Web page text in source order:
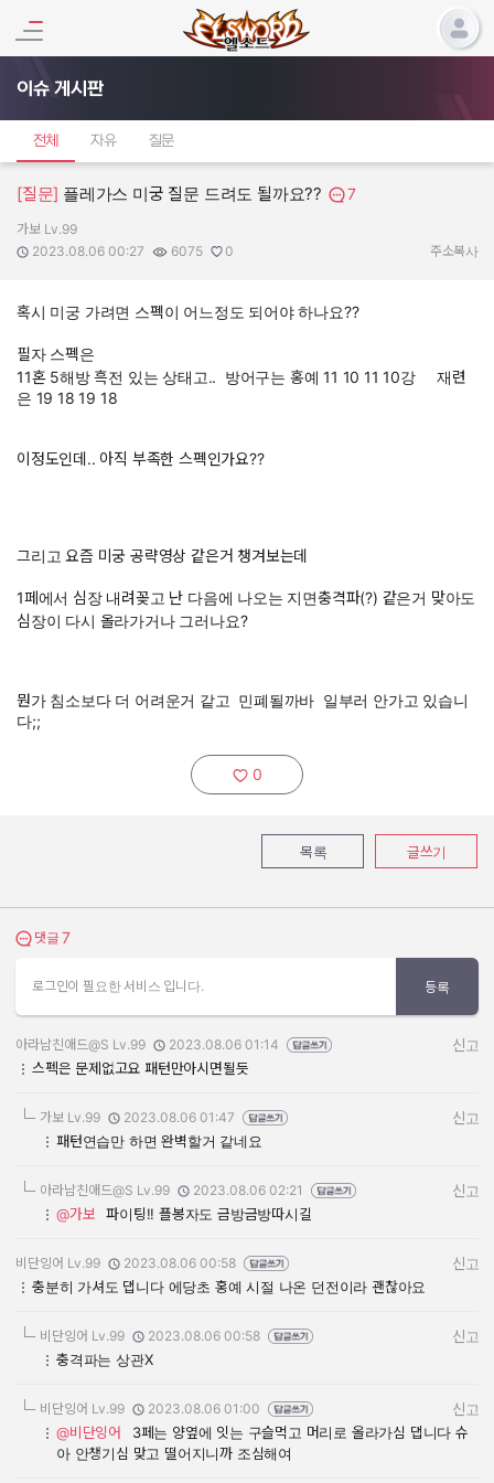
이슈 게시판
전체 자유 질문
[질문] 플레가스 미궁 질문 드려도 될까요?? 7
작성자:
가보 Lv.99
작성일:
2023.08.06 00:27
조회수:
6075
추천수:
0 주소복사
혹시 미궁 가려면 스펙이 어느정도 되어야 하나요??
필자 스펙은
11혼 5해방 흑전 있는 상태고.. 방어구는 홍예 11 10 11 10강 재련
은 19 18 19 18
이정도인데.. 아직 부족한 스펙인가요??
그리고 요즘 미궁 공략영상 같은거 챙겨보는데
1페에서 심장 내려꽂고 난 다음에 나오는 지면충격파(?) 같은거 맞아도
심장이 다시 올라가거나 그러나요?
뭔가 침소보다 더 어려운거 같고 민폐될까바 일부러 안가고 있습니
다;;
추천하기:
0
목록 글쓰기
댓글 보기
댓글 7
로그인이 필요한 서비스 입니다. 등록
작성자:
아라남친애드@S Lv.99
작성일:
2023.08.06 01:14
신고
스펙은 문제없고요 패턴만아시면될듯
작성자:
가보 Lv.99
작성일:
2023.08.06 01:47
신고
패턴연습만 하면 완벽할거 같네요
작성자:
아라남친애드@S Lv.99
작성일:
2023.08.06 02:21
신고
@가보
파이팅!! 플봉자도 금방금방따시길
작성자:
비단잉어 Lv.99
작성일:
2023.08.06 00:58
신고
충분히 가셔도 댑니다 에당초 홍예 시절 나온 던전이라 괜찮아요
작성자:
비단잉어 Lv.99
작성일:
2023.08.06 00:58
신고
충격파는 상관X
작성자:
비단잉어 Lv.99
작성일:
2023.08.06 01:00
신고
@비단잉어
3페는 양옆에 잇는 구슬먹고 머리로 올라가심 댑니다 슈
아 안챙기심 맞고 떨어지니까 조심해여